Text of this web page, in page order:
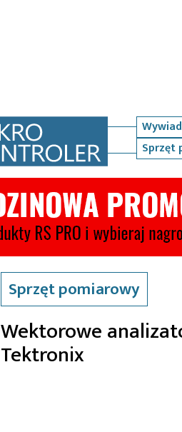
Sprzęt
Sprzęt pomiarowy
Wektorowe
Tektronix